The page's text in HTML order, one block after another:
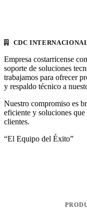
CDC
Empresa costarricense
soporte de soluciones
trabajamos para ofrecer
y respaldo técnico a
Nuestro compromiso es
eficiente y soluciones
clientes.
“El Equipo del Éxito”